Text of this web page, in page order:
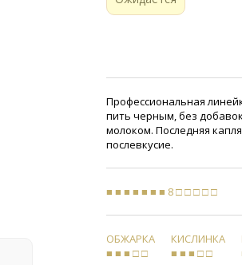
Профессиональная
пить черным, без
молоком. Последняя
послевкусие.
■ ■ ■ ■ ■ ■ ■ 8 □ □ □ □ □
ОБЖАРКА
■ ■ ■ □ □
КИСЛИНКА
■ ■ ■ □ □